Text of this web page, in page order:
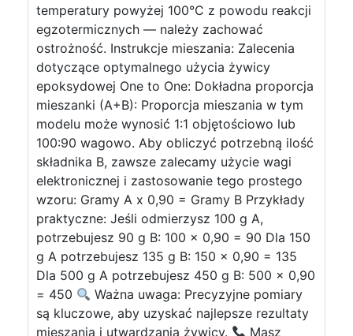
temperatury powyżej 100°C z powodu reakcji
egzotermicznych — należy zachować
ostrożność. Instrukcje mieszania: Zalecenia
dotyczące optymalnego użycia żywicy
epoksydowej One to One: Dokładna proporcja
mieszanki (A+B): Proporcja mieszania w tym
modelu może wynosić 1:1 objętościowo lub
100:90 wagowo. Aby obliczyć potrzebną ilość
składnika B, zawsze zalecamy użycie wagi
elektronicznej i zastosowanie tego prostego
wzoru: Gramy A x 0,90 = Gramy B Przykłady
praktyczne: Jeśli odmierzysz 100 g A,
potrzebujesz 90 g B: 100 x 0,90 = 90 Dla 150
g A potrzebujesz 135 g B: 150 x 0,90 = 135
Dla 500 g A potrzebujesz 450 g B: 500 x 0,90
= 450
Ważna uwaga: Precyzyjne pomiary
są kluczowe, aby uzyskać najlepsze rezultaty
mieszania i utwardzania żywicy.
Masz